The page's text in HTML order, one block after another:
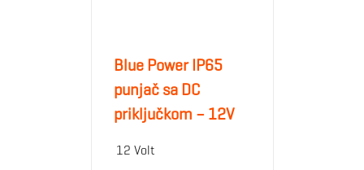
Blue Power IP65
punjač sa DC
priključkom – 12V
12 Volt